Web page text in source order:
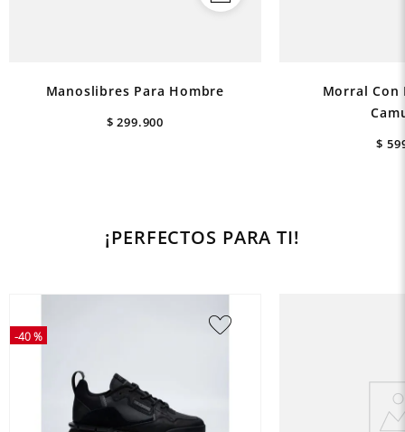
Manoslibres Para Hombre
$ 299.900
Morral Con
$
¡PERFECTOS PARA TI!
-40 %